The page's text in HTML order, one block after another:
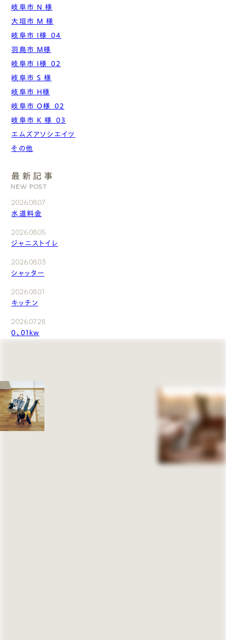
岐阜市 N 様
大垣市 M 様
岐阜市 I様_04
羽島市 M様
岐阜市 I様_02
岐阜市 S 様
岐阜市 H様
岐阜市 O様_02
岐阜市 K 様_03
エムズアソシエイツ
その他
最新記事
NEW POST
2026.08.07
水道料金
2026.08.05
ジャニストイレ
2026.08.03
シャッター
2026.08.01
キッチン
2026.07.28
0、01kw